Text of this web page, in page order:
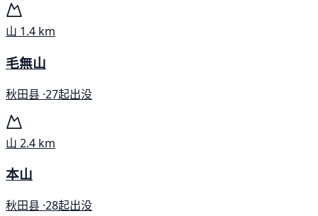
山 1.4 km
毛無山
秋田县 ·27起出没
山 2.4 km
本山
秋田县 ·28起出没